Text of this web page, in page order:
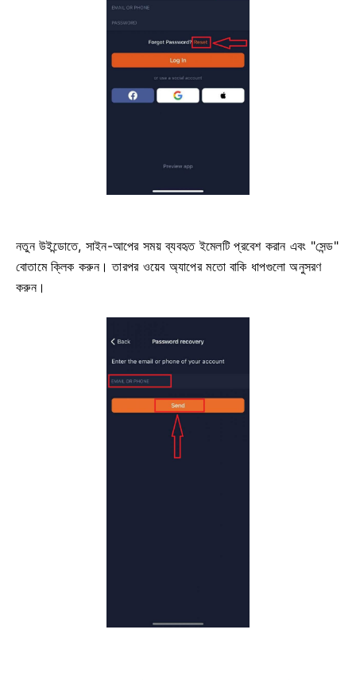
নতুন উইন্ডোতে, সাইন-আপের সময় ব্যবহৃত ইমেলটি প্রবেশ করান এবং "সেন্ড"
বোতামে ক্লিক করুন। তারপর ওয়েব অ্যাপের মতো বাকি ধাপগুলো অনুসরণ
করুন।